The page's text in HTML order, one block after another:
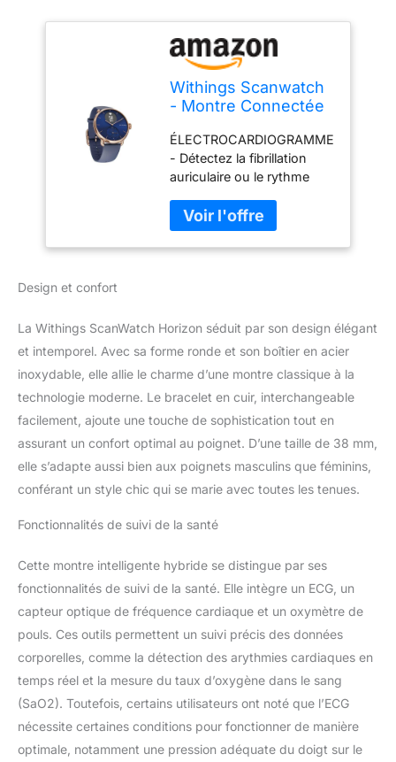
Withings Scanwatch
- Montre Connectée
Fréquence
Cardiaque, SPO2 et
Suivi du Sommeil,
Smartwatch Sport,
Podometre avec
Chargeur - 38mm -
Rose Gold Bleu
ÉLECTROCARDIOGRAMME
- Détectez la fibrillation
auriculaire ou le rythme
surveillez la fréquence
cardiaque faible et élevée
en seulement 30 secondes
oxygène (SpO2) médical
en seulement 30 secondes
Recevez une notification si
un rythme irrégulier de vos
battements de cœur est
détecté FRÉQUENCE
CARDIAQUE CONTINUE -
ScanWatch suit votre
fréquence cardiaque en
séances de sport, et
comme de nuit pour vous
aider à prendre soin de
votre santé sur le long
terme. Une notification
peut vous être envoyée en
cas d’épisode de
fréquence cardiaque
élevée ou faible au repos.
PERTURBATIONS
RESPIRATOIRES - Détecte
Design et confort
La Withings ScanWatch Horizon séduit par son design élégant
et intemporel. Avec sa forme ronde et son boîtier en acier
inoxydable, elle allie le charme d’une montre classique à la
technologie moderne. Le bracelet en cuir, interchangeable
facilement, ajoute une touche de sophistication tout en
assurant un confort optimal au poignet. D’une taille de 38 mm,
elle s’adapte aussi bien aux poignets masculins que féminins,
conférant un style chic qui se marie avec toutes les tenues.
Fonctionnalités de suivi de la santé
Cette montre intelligente hybride se distingue par ses
fonctionnalités de suivi de la santé. Elle intègre un ECG, un
capteur optique de fréquence cardiaque et un oxymètre de
pouls. Ces outils permettent un suivi précis des données
corporelles, comme la détection des arythmies cardiaques en
temps réel et la mesure du taux d’oxygène dans le sang
(SaO2). Toutefois, certains utilisateurs ont noté que l’ECG
nécessite certaines conditions pour fonctionner de manière
optimale, notamment une pression adéquate du doigt sur le